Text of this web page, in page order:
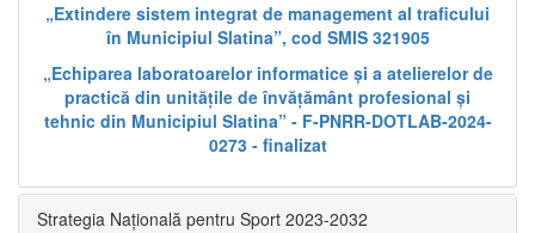
„Extindere sistem integrat de management al traficului
în Municipiul Slatina”, cod SMIS 321905
„Echiparea laboratoarelor informatice și a atelierelor de
practică din unitățile de învățământ profesional și
tehnic din Municipiul Slatina” - F-PNRR-DOTLAB-2024-
0273 - finalizat
Strategia Națională pentru Sport 2023-2032